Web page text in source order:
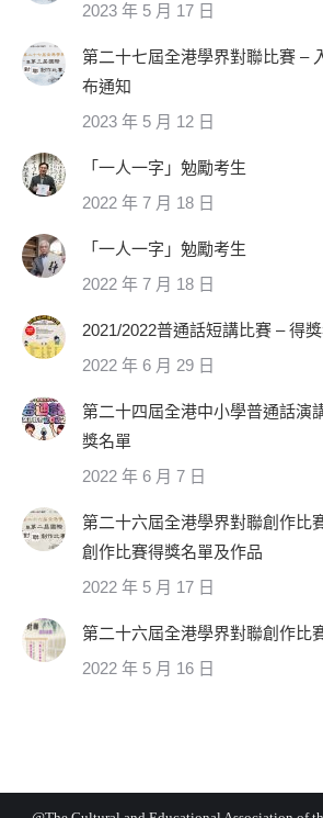
2023 年 5 月 17 日
第二十七屆全港學界對聯比賽 –
布通知
2023 年 5 月 12 日
「一人一字」勉勵考生
2022 年 7 月 18 日
「一人一字」勉勵考生
2022 年 7 月 18 日
2021/2022普通話短講比賽 – 得
2022 年 6 月 29 日
第二十四屆全港中小學普通話演
獎名單
2022 年 6 月 7 日
第二十六屆全港學界對聯創作比
創作比賽得獎名單及作品
2022 年 5 月 17 日
第二十六屆全港學界對聯創作比
2022 年 5 月 16 日